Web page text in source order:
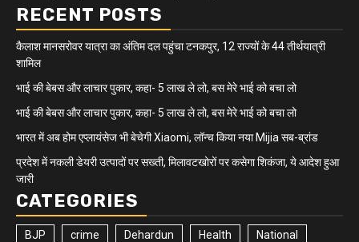
RECENT POSTS
कैलाश मानसरोवर यात्रा का अंतिम दल पहुंचा टनकपुर, 12 राज्यों के 44 तीर्थयात्री
शामिल
भाई की बेबस और लाचार पुकार, कहा- 5 लाख ले लो, बस मेरे भाई को बचा लो
भाई की बेबस और लाचार पुकार, कहा- 5 लाख ले लो, बस मेरे भाई को बचा लो
भारत में अब होम एप्लायंसेज भी बेचेगी Xiaomi, लॉन्च किया नया Mijia सब-ब्रांड
प्रदेश में नकली डेयरी उत्पादों पर सख्ती, मिलावटखोरों पर कसेगा शिकंजा, ये आदेश हुआ
जारी
CATEGORIES
BJP crime Dehardun Health National